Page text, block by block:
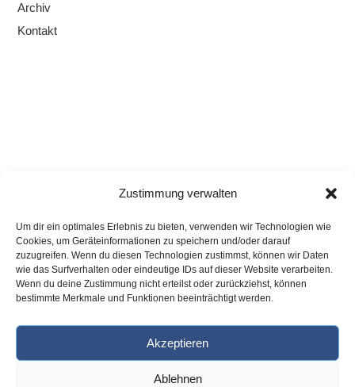
Zustimmung verwalten
Um dir ein optimales Erlebnis zu bieten, verwenden wir Technologien wie
Cookies, um Geräteinformationen zu speichern und/oder darauf
zuzugreifen. Wenn du diesen Technologien zustimmst, können wir Daten
wie das Surfverhalten oder eindeutige IDs auf dieser Website verarbeiten.
Wenn du deine Zustimmung nicht erteilst oder zurückziehst, können
bestimmte Merkmale und Funktionen beeinträchtigt werden.
Akzeptieren
Ablehnen
Archiv
Kontakt